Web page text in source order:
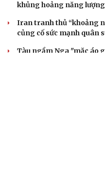
khủng hoảng năng
Iran tranh thủ “khoảng
củng cố sức mạnh quân
Tàu ngầm Nga "mặc áo